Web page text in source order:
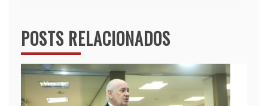
POSTS RELACIONADOS